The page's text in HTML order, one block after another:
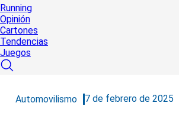
Running
Opinión
Cartones
Tendencias
Juegos
Automovilismo 7 de febrero de 2025